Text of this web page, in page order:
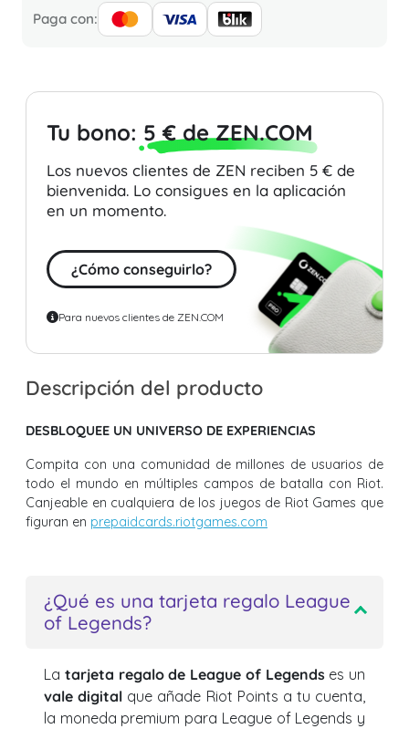
Paga con:
Tu bono: 5 € de ZEN.COM
Los nuevos clientes de ZEN reciben 5 € de
bienvenida. Lo consigues en la aplicación
en un momento.
¿Cómo conseguirlo?
Para nuevos clientes de ZEN.COM
Descripción del producto
DESBLOQUEE UN UNIVERSO DE EXPERIENCIAS
Compita con una comunidad de millones de usuarios de
todo el mundo en múltiples campos de batalla con Riot.
Canjeable en cualquiera de los juegos de Riot Games que
figuran en prepaidcards.riotgames.com
¿Qué es una tarjeta regalo League
of Legends?
La tarjeta regalo de League of Legendses un
vale digital que añade Riot Points a tu cuenta,
la moneda premium para League of Legends y